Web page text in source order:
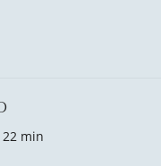
min